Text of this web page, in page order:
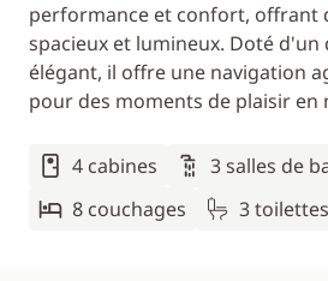
performance et confort, offrant
spacieux et lumineux. Doté
élégant, il offre une navigation
pour des moments de plaisir en
4 cabines
3 salles de
8 couchages
3 toilettes